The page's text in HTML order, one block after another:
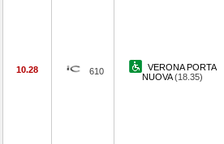
10.28 610
VERONA PORTA
NUOVA(18.35)